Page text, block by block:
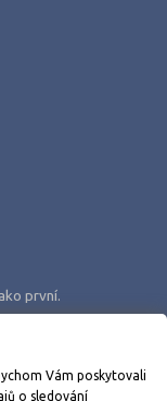
první.
Vám poskytovali
o sledování